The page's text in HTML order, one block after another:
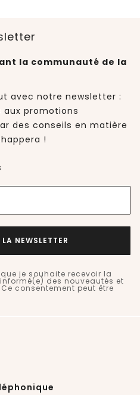
la communauté de la
avec notre newsletter :
promotions
des conseils en matière
!
NEWSLETTER
je souhaite recevoir la
des nouveautés et
consentement peut être